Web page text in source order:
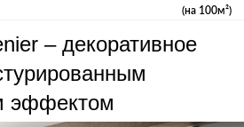
(на 100м²)
– декоративное
эффектом